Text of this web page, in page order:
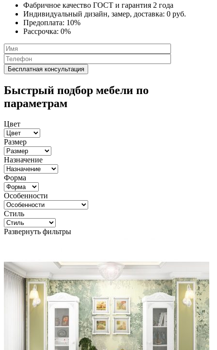
Фабричное качество ГОСТ и гарантия 2 года
Индивидуальный дизайн, замер, доставка: 0 руб.
Предоплата: 10%
Рассрочка: 0%
Быстрый подбор мебели по
параметрам
Цвет
Размер
Назначение
Форма
Особенности
Стиль
Развернуть фильтры